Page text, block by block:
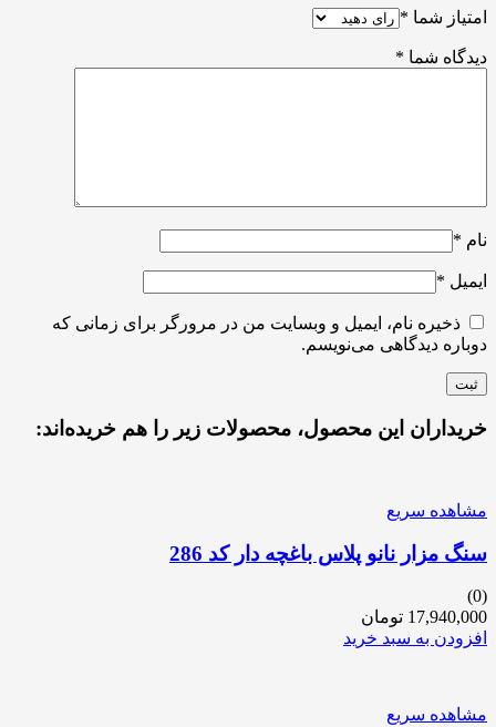
امتیاز شما *
دیدگاه شما *
نام *
ایمیل *
ذخیره نام، ایمیل و وبسایت من در مرورگر برای زمانی که
دوباره دیدگاهی می‌نویسم.
خریداران این محصول، محصولات زیر را هم خریده‌اند:
مشاهده سریع
سنگ مزار نانو پلاس باغچه دار کد 286
(0)
17,940,000 تومان
افزودن به سبد خرید
مشاهده سریع